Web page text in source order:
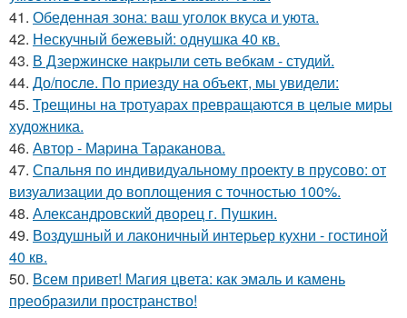
41. Обеденная зона: ваш уголок вкуса и уюта.
42. Нескучный бежевый: однушка 40 кв.
43. В Дзержинске накрыли сеть вебкам - студий.
44. До/после. По приезду на объект, мы увидели:
45. Трещины на тротуарах превращаются в целые миры
художника.
46. Автор - Марина Тараканова.
47. Спальня по индивидуальному проекту в прусово: от
визуализации до воплощения с точностью 100%.
48. Александровский дворец г. Пушкин.
49. Воздушный и лаконичный интерьер кухни - гостиной
40 кв.
50. Всем привет! Магия цвета: как эмаль и камень
преобразили пространство!